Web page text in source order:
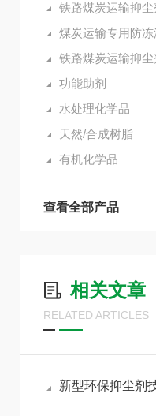
铁路煤炭运输抑
煤炭运输专用防
铁路煤炭运输抑
功能助剂
水处理化学品
天然/合成树脂
有机化学品
查看全部产品
相关文章
RELATED ARTICLES
新型环保抑尘剂技术